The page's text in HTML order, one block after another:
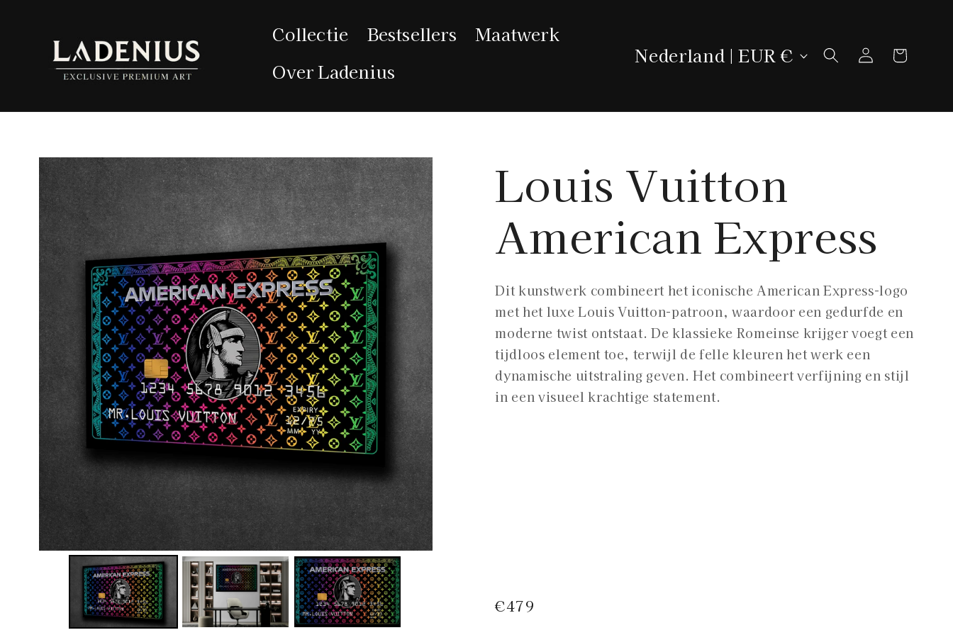
Collectie Bestsellers
Maatwerk
Over Ladenius
L
d
/
r
e
g
i
o
Nederland | EUR € Inloggen
Louis Vuitton
American Express
Dit kunstwerk combineert het iconische American Express-logo
met het luxe Louis Vuitton-patroon, waardoor een gedurfde en
moderne twist ontstaat. De klassieke Romeinse krijger voegt een
tijdloos element toe, terwijl de felle kleuren het werk een
dynamische uitstraling geven. Het combineert verfijning en stijl
in een visueel krachtige statement.
Normale
€479